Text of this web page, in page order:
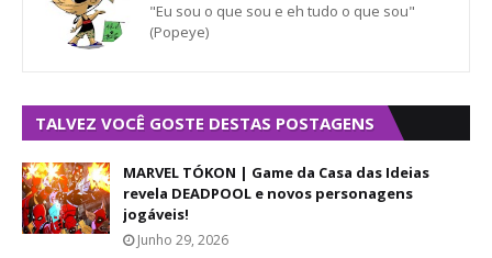
"Eu sou o que sou e eh tudo o que sou"
(Popeye)
TALVEZ VOCÊ GOSTE DESTAS POSTAGENS
MARVEL TÓKON | Game da Casa das Ideias
revela DEADPOOL e novos personagens
jogáveis!
Junho 29, 2026